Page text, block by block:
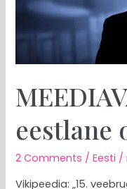
eestlane
2 Comments /Eesti /
Vikipeedia: „15.